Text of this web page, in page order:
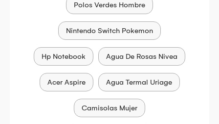
Polos Verdes Hombre
Nintendo Switch Pokemon
Hp Notebook Agua De Rosas Nivea
Acer Aspire Agua Termal Uriage
Camisolas Mujer